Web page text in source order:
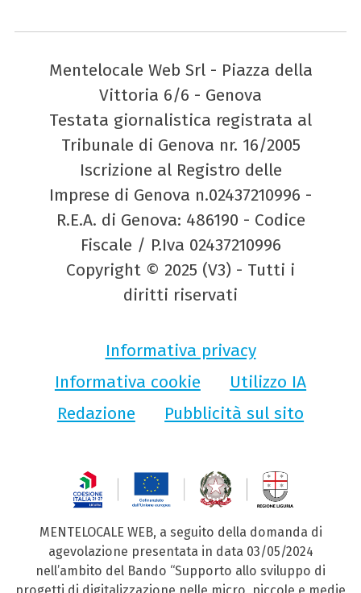
Mentelocale Web Srl - Piazza della
Vittoria 6/6 - Genova
Testata giornalistica registrata al
Tribunale di Genova nr. 16/2005
Iscrizione al Registro delle
Imprese di Genova n.02437210996 -
R.E.A. di Genova: 486190 - Codice
Fiscale / P.Iva 02437210996
Copyright © 2025 (V3) - Tutti i
diritti riservati
Informativa privacy
Informativa cookie
Utilizzo IA
Redazione
Pubblicità sul sito
MENTELOCALE WEB, a seguito della domanda di
agevolazione presentata in data 03/05/2024
nell’ambito del Bando “Supporto allo sviluppo di